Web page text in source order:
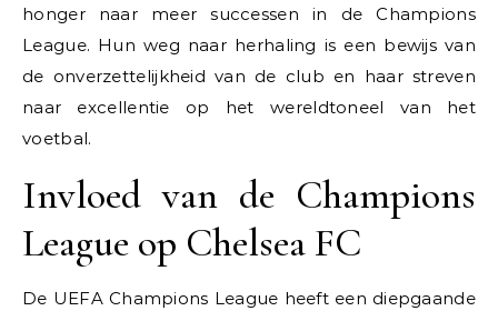
honger naar meer successen in de Champions
League. Hun weg naar herhaling is een bewijs van
de onverzettelijkheid van de club en haar streven
naar excellentie op het wereldtoneel van het
voetbal.
Invloed van de Champions
League op Chelsea FC
De UEFA Champions League heeft een diepgaande